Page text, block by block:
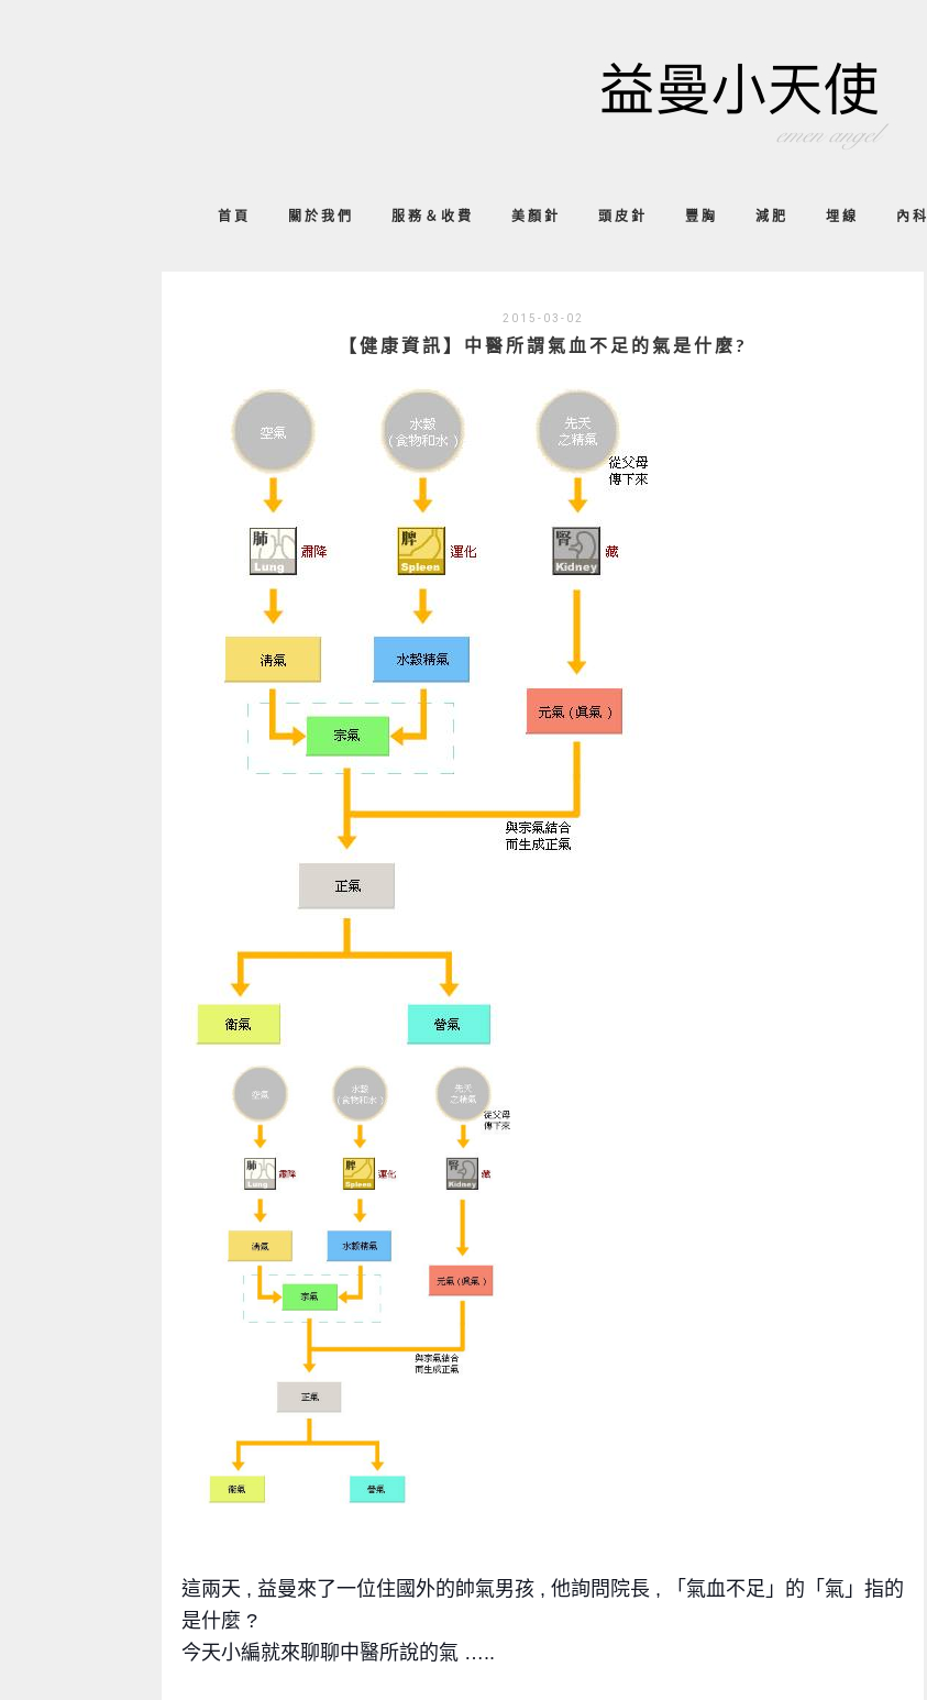
首頁 關於我們 服務＆收費 美顏針 頭皮針 豐胸 減肥 埋線 內科
2015-03-02
【健康資訊】中醫所謂氣血不足的氣是什麼?
這兩天 , 益曼來了一位住國外的帥氣男孩 , 他詢問院長 , 「氣血不足」的「氣」指的
是什麼 ?
今天小編就來聊聊中醫所說的氣 …..